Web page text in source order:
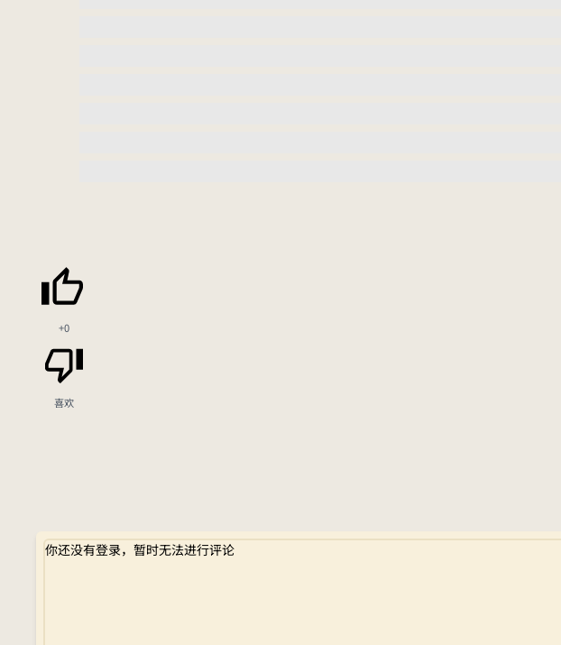
+0
喜欢
你还没有登录，暂时无法进行评论